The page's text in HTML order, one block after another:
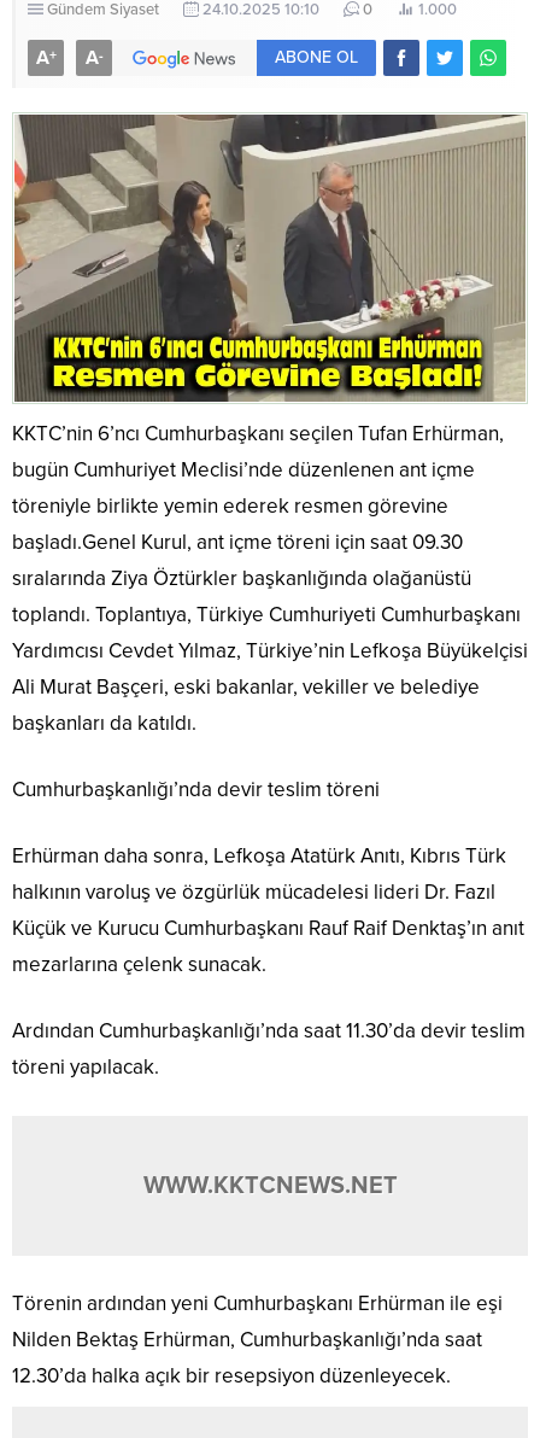
Gündem Siyaset 24.10.2025 10:10 0 1.000
A+ A- ABONE OL
KKTC’nin 6’ncı Cumhurbaşkanı seçilen Tufan Erhürman,
bugün Cumhuriyet Meclisi’nde düzenlenen ant içme
töreniyle birlikte yemin ederek resmen görevine
başladı.Genel Kurul, ant içme töreni için saat 09.30
sıralarında Ziya Öztürkler başkanlığında olağanüstü
toplandı. Toplantıya, Türkiye Cumhuriyeti Cumhurbaşkanı
Yardımcısı Cevdet Yılmaz, Türkiye’nin Lefkoşa Büyükelçisi
Ali Murat Başçeri, eski bakanlar, vekiller ve belediye
başkanları da katıldı.
Cumhurbaşkanlığı’nda devir teslim töreni
Erhürman daha sonra, Lefkoşa Atatürk Anıtı, Kıbrıs Türk
halkının varoluş ve özgürlük mücadelesi lideri Dr. Fazıl
Küçük ve Kurucu Cumhurbaşkanı Rauf Raif Denktaş’ın anıt
mezarlarına çelenk sunacak.
Ardından Cumhurbaşkanlığı’nda saat 11.30’da devir teslim
töreni yapılacak.
WWW.KKTCNEWS.NET
Törenin ardından yeni Cumhurbaşkanı Erhürman ile eşi
Nilden Bektaş Erhürman, Cumhurbaşkanlığı’nda saat
12.30’da halka açık bir resepsiyon düzenleyecek.